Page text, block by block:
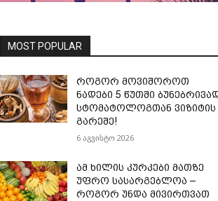
MOST POPULAR
როგორ მოვიშოროთ
ნადები 5 წუთში
სტომატოლოგთან ვიზიტის
გარეშე!
6 აგვისტო 2026
ამ ხილის კურკები მათზე
უფრო სასარგებლოა –
როგორ უნდა მივირთვათ